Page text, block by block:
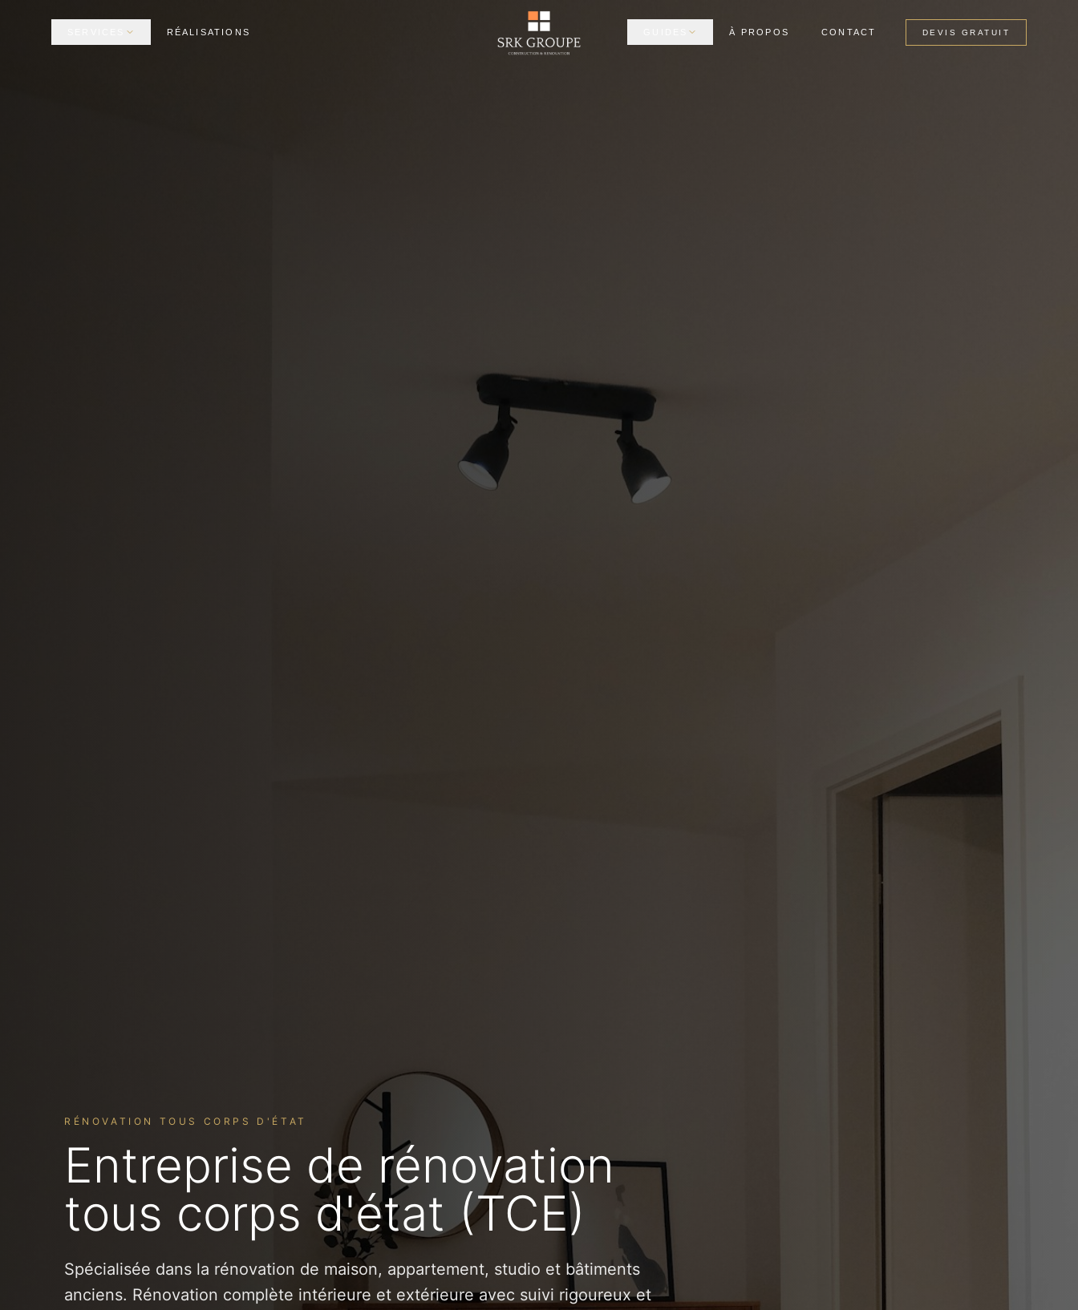
RÉALISATIONS À PROPOS CONTACT DEVIS GRATUIT
RÉNOVATION TOUS CORPS D'ÉTAT
Entreprise de rénovation
tous corps d'état (TCE)
Spécialisée dans la rénovation de maison, appartement, studio et bâtiments
anciens. Rénovation complète intérieure et extérieure avec suivi rigoureux et